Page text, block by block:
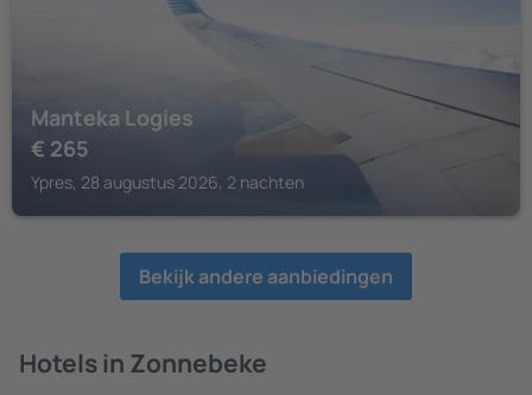
Manteka Logies
€ 265
Ypres, 28 augustus 2026, 2 nachten
Bekijk andere aanbiedingen
Hotels in Zonnebeke